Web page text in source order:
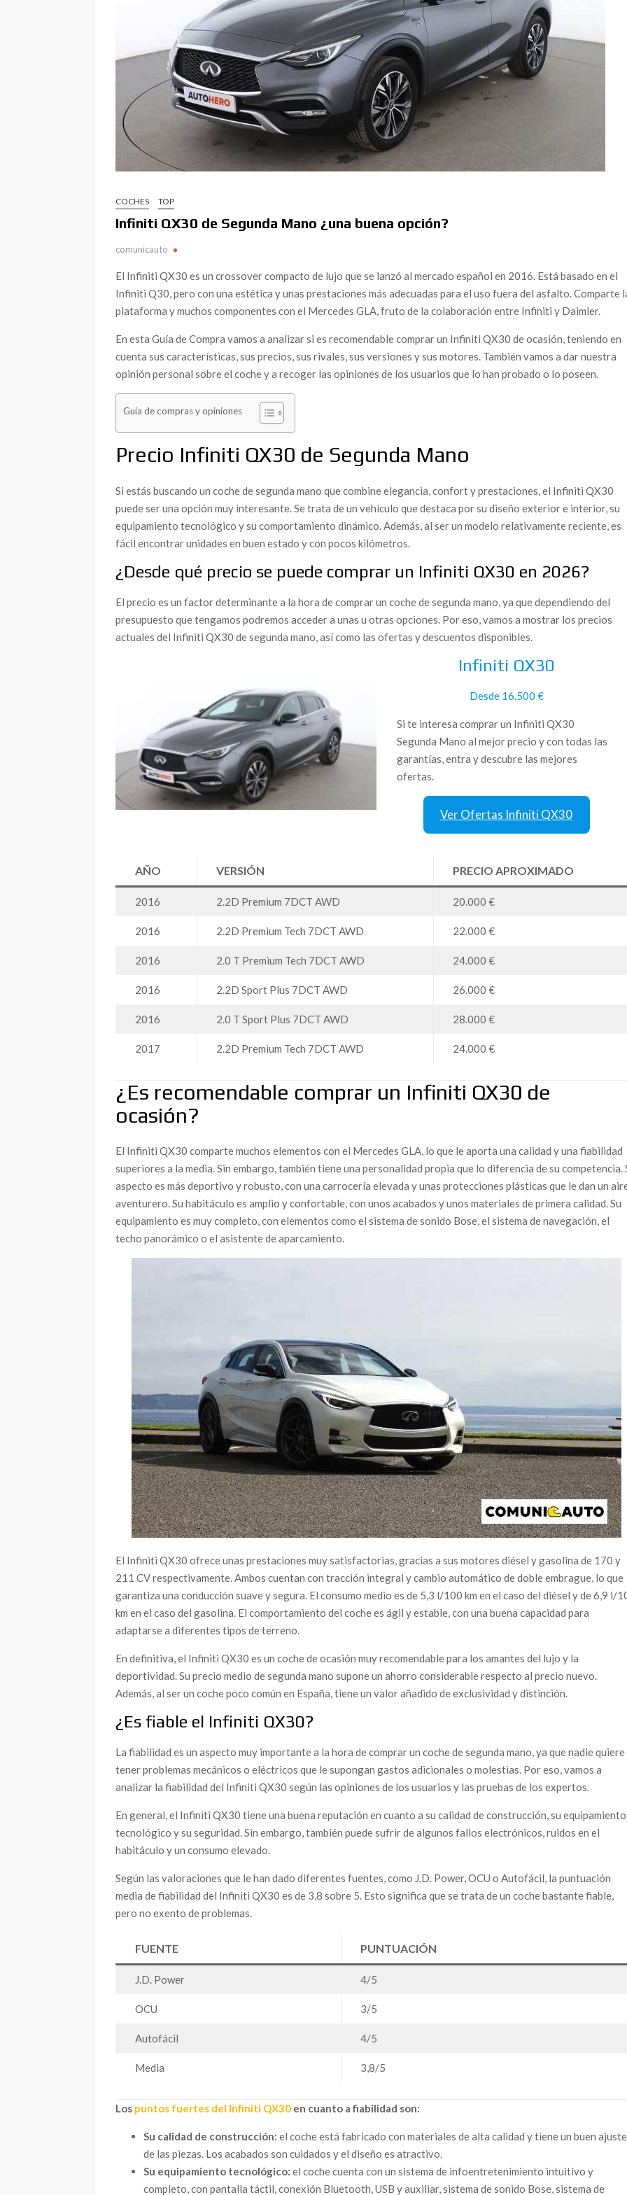
COCHES TOP
Infiniti QX30 de Segunda Mano ¿una buena opción?
comunicauto
El Infiniti QX30 es un crossover compacto de lujo que se lanzó al mercado español en 2016. Está basado en el
Infiniti Q30, pero con una estética y unas prestaciones más adecuadas para el uso fuera del asfalto. Comparte
plataforma y muchos componentes con el Mercedes GLA, fruto de la colaboración entre Infiniti y Daimler.
En esta Guía de Compra vamos a analizar si es recomendable comprar un Infiniti QX30 de ocasión, teniendo en
cuenta sus características, sus precios, sus rivales, sus versiones y sus motores. También vamos a dar nuestra
opinión personal sobre el coche y a recoger las opiniones de los usuarios que lo han probado o lo poseen.
Guia de compras y opiniones
Precio Infiniti QX30 de Segunda Mano
Si estás buscando un coche de segunda mano que combine elegancia, confort y prestaciones, el Infiniti QX30
puede ser una opción muy interesante. Se trata de un vehículo que destaca por su diseño exterior e interior, su
equipamiento tecnológico y su comportamiento dinámico. Además, al ser un modelo relativamente reciente, es
fácil encontrar unidades en buen estado y con pocos kilómetros.
¿Desde qué precio se puede comprar un Infiniti QX30 en 2026?
El precio es un factor determinante a la hora de comprar un coche de segunda mano, ya que dependiendo del
presupuesto que tengamos podremos acceder a unas u otras opciones. Por eso, vamos a mostrar los precios
actuales del Infiniti QX30 de segunda mano, así como las ofertas y descuentos disponibles.
Infiniti QX30
Desde 16.500 €
Si te interesa comprar un Infiniti QX30
Segunda Mano al mejor precio y con todas las
garantías, entra y descubre las mejores
ofertas.
Ver Ofertas Infiniti QX30
AÑO VERSIÓN PRECIO APROXIMADO
2016 2.2D Premium 7DCT AWD 20.000 €
2016 2.2D Premium Tech 7DCT AWD 22.000 €
2016 2.0 T Premium Tech 7DCT AWD 24.000 €
2016 2.2D Sport Plus 7DCT AWD 26.000 €
2016 2.0 T Sport Plus 7DCT AWD 28.000 €
2017 2.2D Premium Tech 7DCT AWD 24.000 €
¿Es recomendable comprar un Infiniti QX30 de
ocasión?
El Infiniti QX30 comparte muchos elementos con el Mercedes GLA, lo que le aporta una calidad y una fiabilidad
superiores a la media. Sin embargo, también tiene una personalidad propia que lo diferencia de su competencia.
aspecto es más deportivo y robusto, con una carrocería elevada y unas protecciones plásticas que le dan un
aventurero. Su habitáculo es amplio y confortable, con unos acabados y unos materiales de primera calidad. Su
equipamiento es muy completo, con elementos como el sistema de sonido Bose, el sistema de navegación, el
techo panorámico o el asistente de aparcamiento.
El Infiniti QX30 ofrece unas prestaciones muy satisfactorias, gracias a sus motores diésel y gasolina de 170 y
211 CV respectivamente. Ambos cuentan con tracción integral y cambio automático de doble embrague, lo que
garantiza una conducción suave y segura. El consumo medio es de 5,3 l/100 km en el caso del diésel y de 6,9 l/
km en el caso del gasolina. El comportamiento del coche es ágil y estable, con una buena capacidad para
adaptarse a diferentes tipos de terreno.
En definitiva, el Infiniti QX30 es un coche de ocasión muy recomendable para los amantes del lujo y la
deportividad. Su precio medio de segunda mano supone un ahorro considerable respecto al precio nuevo.
Además, al ser un coche poco común en España, tiene un valor añadido de exclusividad y distinción.
¿Es fiable el Infiniti QX30?
La fiabilidad es un aspecto muy importante a la hora de comprar un coche de segunda mano, ya que nadie quiere
tener problemas mecánicos o eléctricos que le supongan gastos adicionales o molestias. Por eso, vamos a
analizar la fiabilidad del Infiniti QX30 según las opiniones de los usuarios y las pruebas de los expertos.
En general, el Infiniti QX30 tiene una buena reputación en cuanto a su calidad de construcción, su equipamiento
tecnológico y su seguridad. Sin embargo, también puede sufrir de algunos fallos electrónicos, ruidos en el
habitáculo y un consumo elevado.
Según las valoraciones que le han dado diferentes fuentes, como J.D. Power, OCU o Autofácil, la puntuación
media de fiabilidad del Infiniti QX30 es de 3,8 sobre 5. Esto significa que se trata de un coche bastante fiable,
pero no exento de problemas.
FUENTE PUNTUACIÓN
J.D. Power 4/5
OCU 3/5
Autofácil 4/5
Media 3,8/5
Los puntos fuertes del Infiniti QX30 en cuanto a fiabilidad son:
Su calidad de construcción: el coche está fabricado con materiales de alta calidad y tiene un buen ajuste
de las piezas. Los acabados son cuidados y el diseño es atractivo.
Su equipamiento tecnológico:el coche cuenta con un sistema de infoentretenimiento intuitivo y
completo, con pantalla táctil, conexión Bluetooth, USB y auxiliar, sistema de sonido Bose, sistema de